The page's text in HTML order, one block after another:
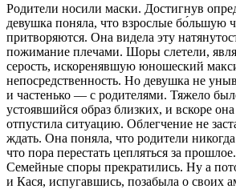
Родители носили маски. Достигнув
девушка поняла, что взрослые бо́льшую
притворяются. Она видела эту
пожимание плечами. Шоры слетели,
серость, искоренявшую юношеский
непосредственность. Но девушка не
и частенько — с родителями. Тяжело
устоявшийся образ близких, и вскоре
отпустила ситуацию. Облегчение не
ждать. Она поняла, что родители
что пора перестать цепляться за
Семейные споры прекратились. Ну а
и Кася, испугавшись, позабыла о своих